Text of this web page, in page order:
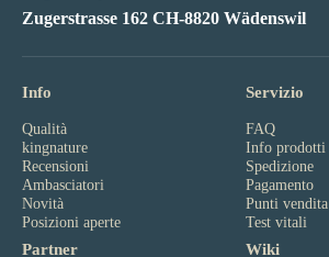
Zugerstrasse 162 CH-8820 Wädenswil
Info
Qualità
kingnature
Recensioni
Ambasciatori
Novità
Posizioni aperte
Servizio
FAQ
Info prodotti
Spedizione
Pagamento
Punti vendita
Test vitali
Partner
Wiki